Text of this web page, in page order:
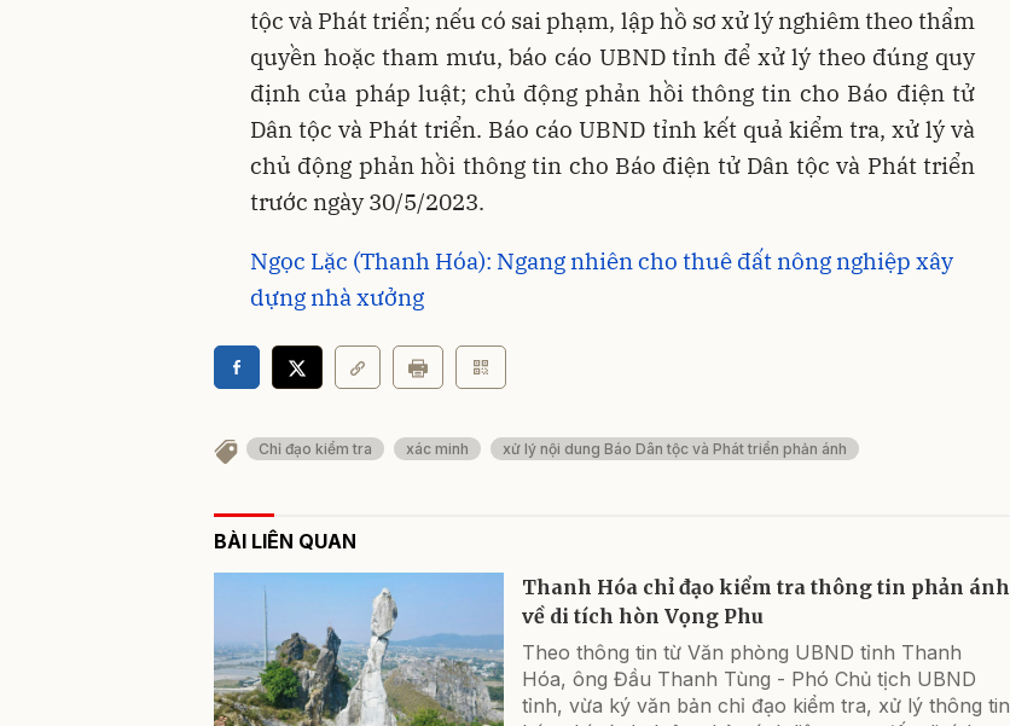
tộc và Phát triển; nếu có sai phạm, lập hồ sơ xử lý nghiêm theo thẩm
quyền hoặc tham mưu, báo cáo UBND tỉnh để xử lý theo đúng quy
định của pháp luật; chủ động phản hồi thông tin cho Báo điện tử
Dân tộc và Phát triển. Báo cáo UBND tỉnh kết quả kiểm tra, xử lý và
chủ động phản hồi thông tin cho Báo điện tử Dân tộc và Phát triển
trước ngày 30/5/2023.
Ngọc Lặc (Thanh Hóa): Ngang nhiên cho thuê đất nông nghiệp xây
dựng nhà xưởng
Chỉ đạo kiểm tra xác minh xử lý nội dung Báo Dân tộc và Phát triển phản ánh
BÀI LIÊN QUAN
Thanh Hóa chỉ đạo kiểm tra thông tin phản ánh
về di tích hòn Vọng Phu
Theo thông tin từ Văn phòng UBND tỉnh Thanh
Hóa, ông Đầu Thanh Tùng - Phó Chủ tịch UBND
tỉnh, vừa ký văn bản chỉ đạo kiểm tra, xử lý thông tin